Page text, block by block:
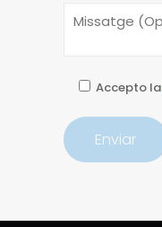
Accepto la